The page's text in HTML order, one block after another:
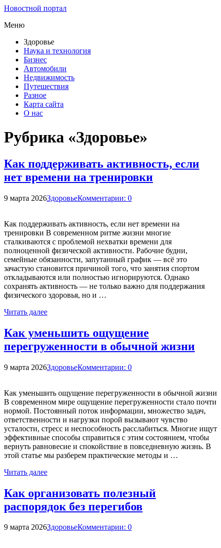
Новостной портал
Меню
Здоровье
Наука и технология
Бизнес
Автомобили
Недвижимость
Путешествия
Разное
Карта сайта
О нас
Рубрика «Здоровье»
Как поддерживать активность, если
нет времени на тренировки
9 марта 2026ЗдоровьеКомментарии: 0
Как поддерживать активность, если нет времени на
тренировки В современном ритме жизни многие
сталкиваются с проблемой нехватки времени для
полноценной физической активности. Рабочие будни,
семейные обязанности, запутанный график — всё это
зачастую становится причиной того, что занятия спортом
откладываются или полностью игнорируются. Однако
сохранять активность — не только важно для поддержания
физического здоровья, но и …
Читать далее
Как уменьшить ощущение
перегруженности в обычной жизни
9 марта 2026ЗдоровьеКомментарии: 0
Как уменьшить ощущение перегруженности в обычной жизни
В современном мире ощущение перегруженности стало почти
нормой. Постоянный поток информации, множество задач,
ответственности и нагрузки порой вызывают чувство
усталости, стресс и неспособность расслабиться. Многие ищут
эффективные способы справиться с этим состоянием, чтобы
вернуть равновесие и спокойствие в повседневную жизнь. В
этой статье мы разберем практические методы и …
Читать далее
Как организовать полезный
распорядок без перегибов
9 марта 2026ЗдоровьеКомментарии: 0